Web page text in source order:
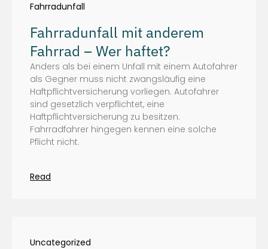
Fahrradunfall
Fahrradunfall mit anderem
Fahrrad – Wer haftet?
Anders als bei einem Unfall mit einem Autofahrer
als Gegner muss nicht zwangsläufig eine
Haftpflichtversicherung vorliegen. Autofahrer
sind gesetzlich verpflichtet, eine
Haftpflichtversicherung zu besitzen.
Fahrradfahrer hingegen kennen eine solche
Pflicht nicht.
Read
Uncategorized